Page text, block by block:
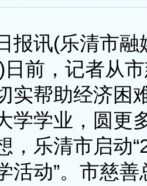
讯(乐清市融
前，记者从
实帮助经济困
学学业，圆更
，乐清市启动
活动”。市慈善